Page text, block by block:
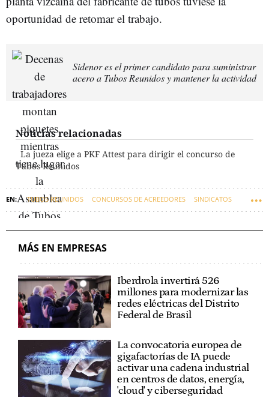
oportunidad de retomar el trabajo.
Sidenor es el primer candidato para suministrar
acero a Tubos Reunidos y mantener la actividad
Noticias relacionadas
La jueza elige a PKF Attest para dirigir el concurso de
Tubos Reunidos
TUBOS REUNIDOS CONCURSOS DE ACREEDORES SINDICATOS
EMPRESAS VASCAS
MÁS EN EMPRESAS
Iberdrola invertirá 526
millones para modernizar las
redes eléctricas del Distrito
Federal de Brasil
La convocatoria europea de
gigafactorías de IA puede
activar una cadena industrial
en centros de datos, energía,
'cloud' y ciberseguridad